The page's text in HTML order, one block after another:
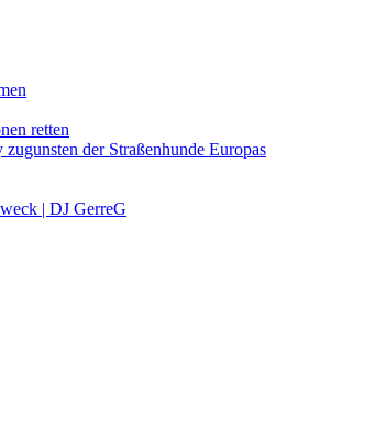
retten
der Straßenhunde Europas
| DJ GerreG